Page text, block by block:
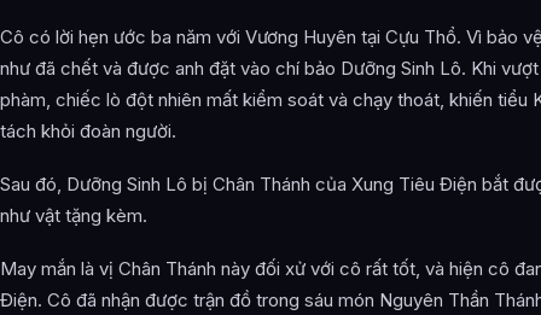
Cô có lời hẹn ước ba năm với Vương Huyên tại Cựu Thổ. Vì bảo
như đã chết và được anh đặt vào chí bảo Dưỡng Sinh Lô. Khi
phàm, chiếc lò đột nhiên mất kiểm soát và chạy thoát, khiến tiểu
tách khỏi đoàn người.
Sau đó, Dưỡng Sinh Lô bị Chân Thánh của Xung Tiêu Điện bắt
như vật tặng kèm.
May mắn là vị Chân Thánh này đối xử với cô rất tốt, và hiện cô
Điện. Cô đã nhận được trận đồ trong sáu món Nguyên Thần